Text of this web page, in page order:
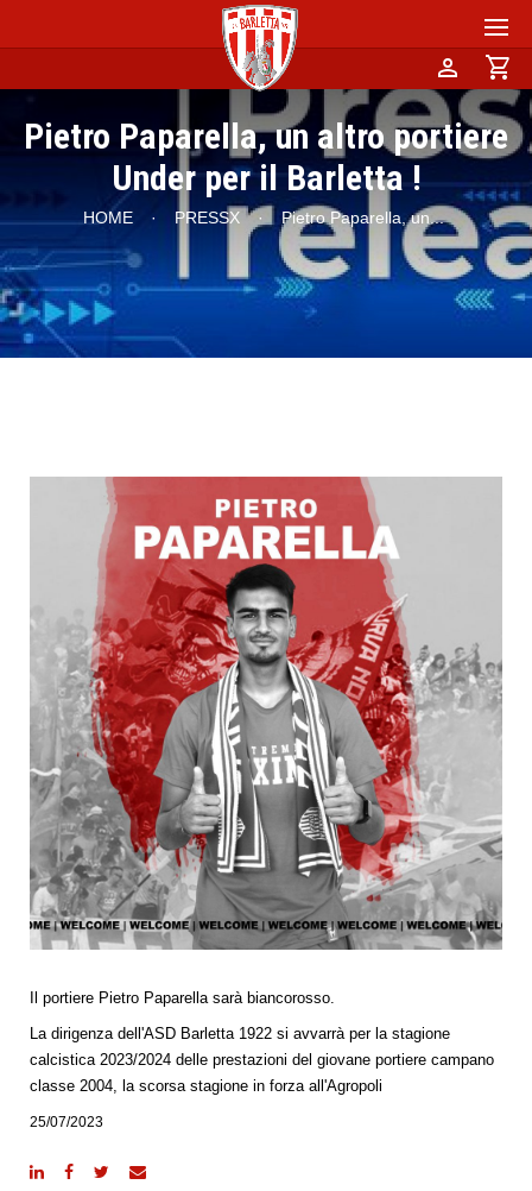
person shopping_cart
Pietro Paparella, un altro portiere
Under per il Barletta !
HOME · PRESSX · Pietro Paparella, un ...
Il portiere Pietro Paparella sarà biancorosso.
La dirigenza dell'ASD Barletta 1922 si avvarrà per la stagione
calcistica 2023/2024 delle prestazioni del giovane portiere campano
classe 2004, la scorsa stagione in forza all'Agropoli
25/07/2023